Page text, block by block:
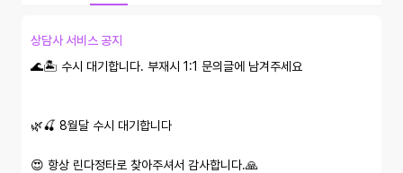
상담사 서비스 공지
🌊🏝 수시 대기합니다. 부재시 1:1 문의글에 남겨주세요
🌿🍒 8월달 수시 대기합니다
😍 항상 린다정타로 찾아주셔서 감사합니다.🙏